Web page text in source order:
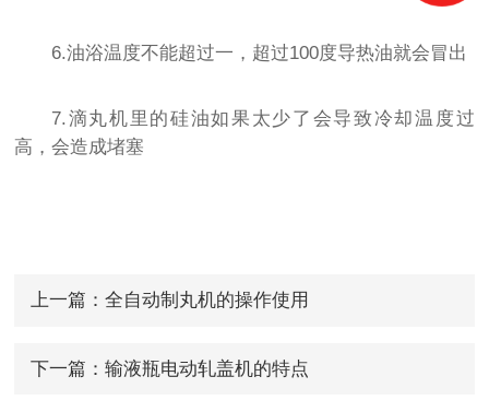
6.油浴温度不能超过一，超过100度导热油就会冒出
7.滴丸机里的硅油如果太少了会导致冷却温度过
高，会造成堵塞
上一篇： 全自动制丸机的操作使用
下一篇： 输液瓶电动轧盖机的特点